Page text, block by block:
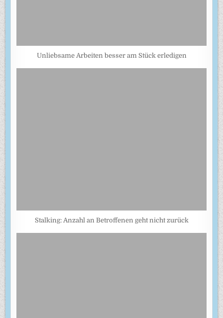
Unliebsame Arbeiten besser am Stück erledigen
Stalking: Anzahl an Betroffenen geht nicht zurück